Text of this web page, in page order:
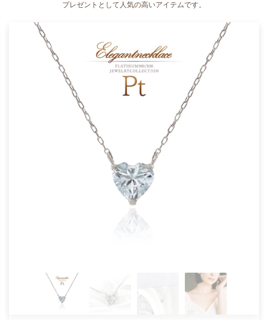
プレゼントとして人気の高いアイテムです。